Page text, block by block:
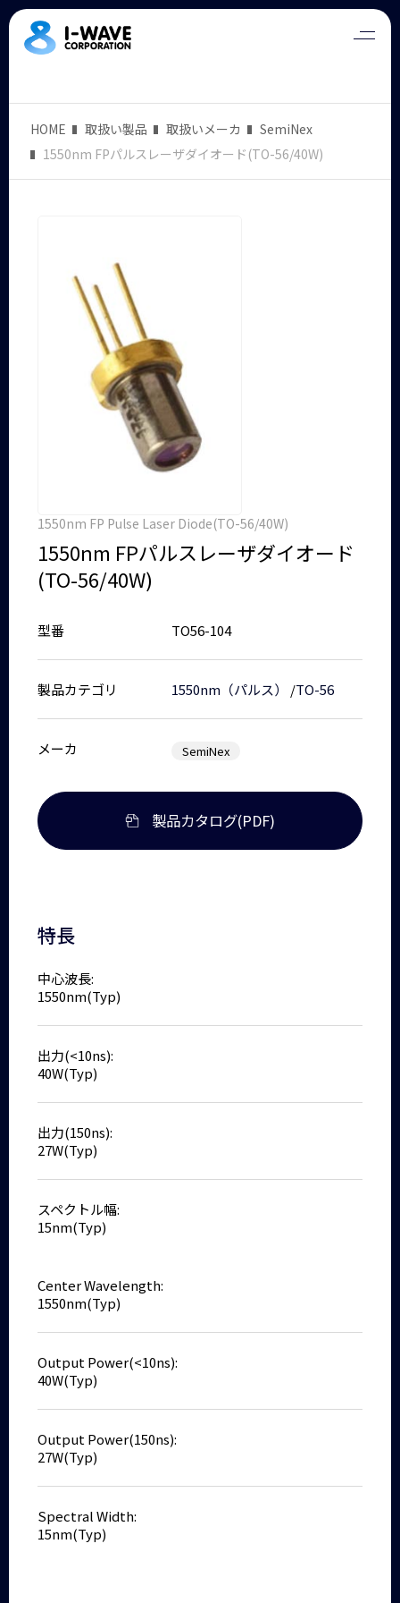
HOME 取扱い製品 取扱いメーカ
SemiNex
1550nm FPパルスレーザダイオード(TO-56/40W)
1550nm FP Pulse Laser Diode(TO-56/40W)
1550nm FPパルスレーザダイオード
(TO-56/40W)
型番 TO56-104
製品カテゴリ 1550nm（パルス） /TO-56
メーカ SemiNex
製品カタログ(PDF)
特長
中心波長:
1550nm(Typ)
出力(<10ns):
40W(Typ)
出力(150ns):
27W(Typ)
スペクトル幅:
15nm(Typ)
Center Wavelength:
1550nm(Typ)
Output Power(<10ns):
40W(Typ)
Output Power(150ns):
27W(Typ)
Spectral Width:
15nm(Typ)